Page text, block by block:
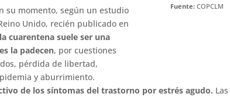
su momento, según un estudio
Unido, recién publicado en
la cuarentena suele ser una
la padecen, por cuestiones
pérdida de libertad,
y aburrimiento.
Fuente: COPCLM
de los síntomas del trastorno por estrés agudo. Las